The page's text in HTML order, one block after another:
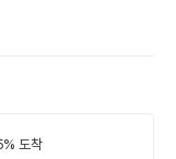
도착